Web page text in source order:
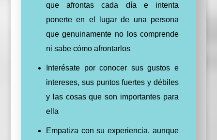
que afrontas cada día e intenta
ponerte en el lugar de una persona
que genuinamente no los comprende
ni sabe cómo afrontarlos
Interésate por conocer sus gustos e
intereses, sus puntos fuertes y débiles
y las cosas que son importantes para
ella
Empatiza con su experiencia, aunque